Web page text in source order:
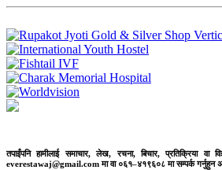
तपाईंपनि हामीलाई समाचार, लेख, रचना, बिचार, प्रतिक्रिया वा
everestawaj@gmail.com मा वा ०६१–४१९६०८ मा सम्पर्क गर्नुहुन